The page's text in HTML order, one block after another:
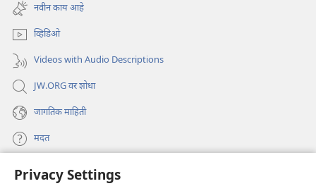
Privacy Settings
window)
नवीन काय आहे
व्हिडिओ
Videos with Audio Descriptions
JW.ORG वर शोधा
जागतिक माहिती
मदत
दान
(opens